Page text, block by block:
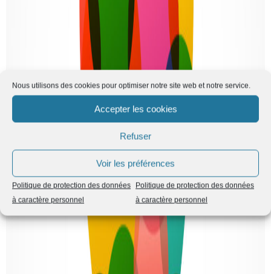
Nous utilisons des cookies pour optimiser notre site web et notre service.
Accepter les cookies
Refuser
Voir les préférences
Politique de protection des données
à caractère personnel
Politique de protection des données
à caractère personnel